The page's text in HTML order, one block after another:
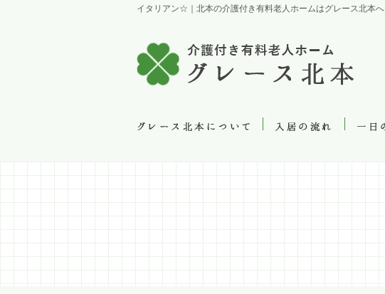
イタリアン☆｜北本の介護付き有料老人ホームはグレース北本へ